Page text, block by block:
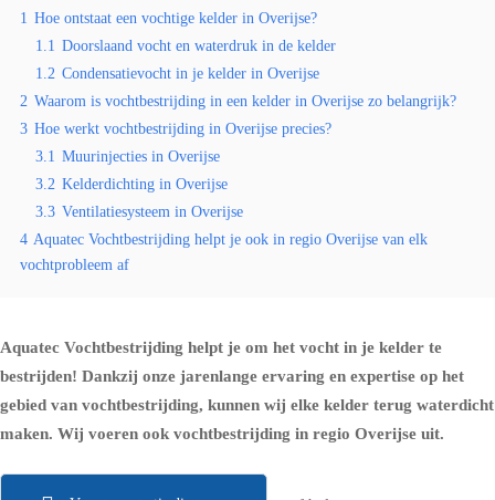
1 Hoe ontstaat een vochtige kelder in Overijse?
1.1 Doorslaand vocht en waterdruk in de kelder
1.2 Condensatievocht in je kelder in Overijse
2 Waarom is vochtbestrijding in een kelder in Overijse zo belangrijk?
3 Hoe werkt vochtbestrijding in Overijse precies?
3.1 Muurinjecties in Overijse
3.2 Kelderdichting in Overijse
3.3 Ventilatiesysteem in Overijse
4 Aquatec Vochtbestrijding helpt je ook in regio Overijse van elk
vochtprobleem af
Aquatec Vochtbestrijding helpt je om het vocht in je kelder te
bestrijden! Dankzij onze jarenlange ervaring en expertise op het
gebied van vochtbestrijding, kunnen wij elke kelder terug waterdicht
maken. Wij voeren ook vochtbestrijding in regio Overijse uit.